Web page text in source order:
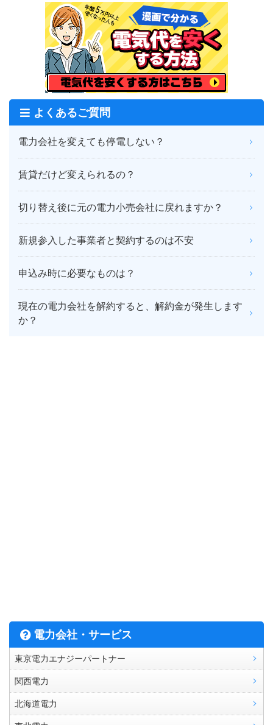
よくあるご質問
電力会社を変えても停電しない？
賃貸だけど変えられるの？
切り替え後に元の電力小売会社に戻れますか？
新規参入した事業者と契約するのは不安
申込み時に必要なものは？
現在の電力会社を解約すると、解約金が発生します
か？
電力会社・サービス
東京電力エナジーパートナー
関西電力
北海道電力